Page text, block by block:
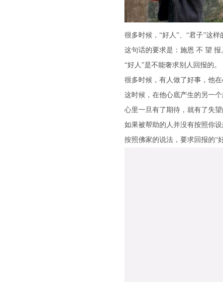
很多时候，“好人”、“君子”这
这句话的要求是：施恩 不 望 报
“好人”是不能奢求别人回报的。
很多时候，有人做了好事，他
这时候，在他心底产生的另一
心里一旦有了期待，就有了失
如果被帮助的人并没有按照你
按照佛家的说法，要求回报的“